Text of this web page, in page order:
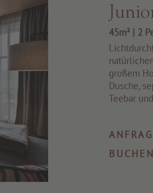
45m²| 2
großem
Dusche,
Teebar
BUCHEN